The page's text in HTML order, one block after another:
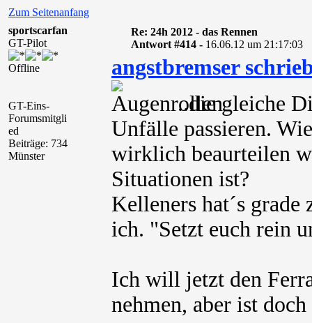
Zum Seitenanfang
sportscarfan
GT-Pilot
Offline
GT-Eins-
Forumsmitgli
ed
Beiträge: 734
Münster
Re: 24h 2012 - das Rennen
Antwort #414 - 16.06.12 um 21:17:03
angstbremser
..die gleiche
Unfälle passieren.
wirklich beaurteilen
Situationen ist?
Kelleners hat´s
ich. "Setzt euch rein
Ich will jetzt den
nehmen, aber ist